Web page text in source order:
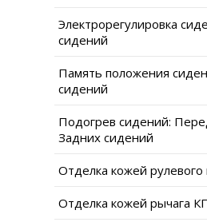
Электрорегулировка
сидений
Память положения
сидений
Подогрев сидений:
Задних сидений
Отделка кожей рулевого
Отделка кожей рычага